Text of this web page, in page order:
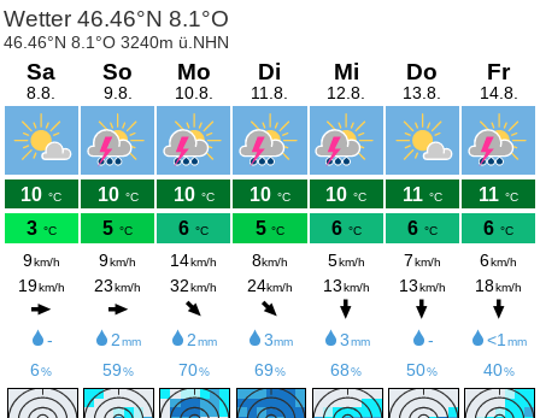
Wetter 46.46°N 8.1°O
46.46°N 8.1°O 3240m ü.NHN
Sa
8.8.
10 °C
3 °C
9km/h
19km/h
-
6 %
So
9.8.
10 °C
5 °C
9km/h
23km/h
2mm
59%
Mo
10.8.
10 °C
6 °C
14km/h
32 km/h
2 mm
70%
Di
11.8.
10 °C
5 °C
8km/h
24km/h
3mm
69%
Mi
12.8.
10 °C
6 °C
5km/h
13km/h
3mm
68%
Do
13.8.
11 °C
6 °C
7km/h
13km/h
-
50%
Fr
14.8.
11 °C
6 °C
6km/h
18km/h
<1mm
40%